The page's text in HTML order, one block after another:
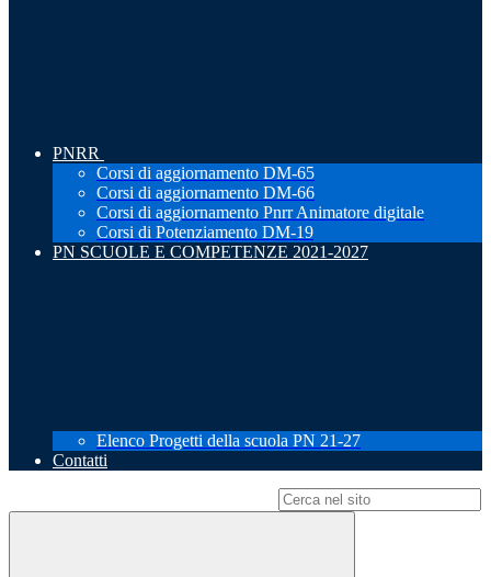
PNRR
Corsi di aggiornamento DM-65
Corsi di aggiornamento DM-66
Corsi di aggiornamento Pnrr Animatore digitale
Corsi di Potenziamento DM-19
PN SCUOLE E COMPETENZE 2021-2027
Elenco Progetti della scuola PN 21-27
Contatti